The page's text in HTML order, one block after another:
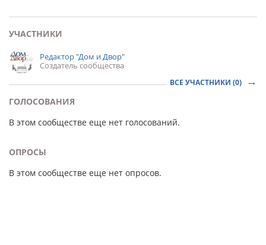
УЧАСТНИКИ
Редактор "Дом и Двор"
Создатель сообщества
ВСЕ УЧАСТНИКИ (0)
ГОЛОСОВАНИЯ
В этом сообществе еще нет голосований.
ОПРОСЫ
В этом сообществе еще нет опросов.